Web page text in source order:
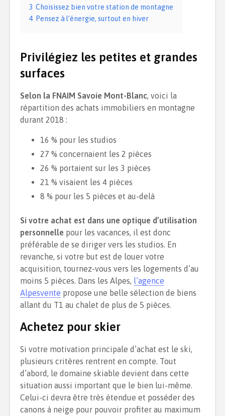
3 Choisissez bien votre station de montagne
4 Pensez à l’énergie, surtout en hiver
Privilégiez les petites et grandes
surfaces
Selon la FNAIM Savoie Mont-Blanc, voici la
répartition des achats immobiliers en montagne
durant 2018 :
16 % pour les studios
27 % concernaient les 2 pièces
26 % portaient sur les 3 pièces
21 % visaient les 4 pièces
8 % pour les 5 pièces et au-delà
Si votre achat est dans une optique d’utilisation
personnelle pour les vacances, il est donc
préférable de se diriger vers les studios. En
revanche, si votre but est de louer votre
acquisition, tournez-vous vers les logements d’au
moins 5 pièces. Dans les Alpes, l’agence
Alpesvente propose une belle sélection de biens
allant du T1 au chalet de plus de 5 pièces.
Achetez pour skier
Si votre motivation principale d’achat est le ski,
plusieurs critères rentrent en compte. Tout
d’abord, le domaine skiable devient dans cette
situation aussi important que le bien lui-même.
Celui-ci devra être très étendue et posséder des
canons à neige pour pouvoir profiter au maximum